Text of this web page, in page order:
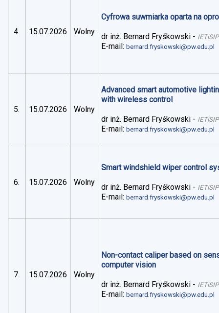
4. 15.07.2026 Wolny
Cyfrowa suwmiarka oparta na
dr inż. Bernard Fryśkowski - IETiSIP
E-mail:bernard.fryskowski@pw.edu.pl
5. 15.07.2026 Wolny
Advanced smart automotive
with wireless control
dr inż. Bernard Fryśkowski - IETiSIP
E-mail:bernard.fryskowski@pw.edu.pl
6. 15.07.2026 Wolny
Smart windshield wiper control
dr inż. Bernard Fryśkowski - IETiSIP
E-mail:bernard.fryskowski@pw.edu.pl
7. 15.07.2026 Wolny
Non-contact caliper based on
computer vision
dr inż. Bernard Fryśkowski - IETiSIP
E-mail:bernard.fryskowski@pw.edu.pl